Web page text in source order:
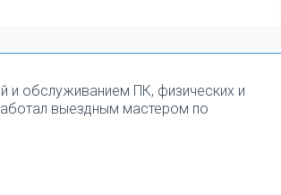
и обслуживанием ПК, физических и
выездным мастером по